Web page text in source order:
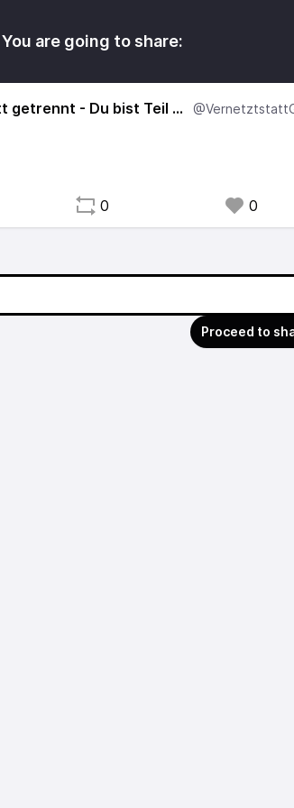
You are going to share:
Vernetzt statt getrennt - Du bist Teil der Lösung
0 0
Proceed to